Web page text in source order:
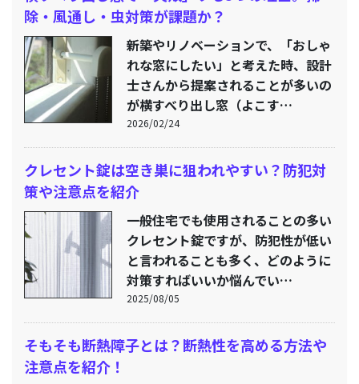
除・風通し・虫対策が課題か？
新築やリノベーションで、「おしゃ
れな窓にしたい」と考えた時、設計
士さんから提案されることが多いの
が横すべり出し窓（よこす…
2026/02/24
クレセント錠は空き巣に狙われやすい？防犯対
策や注意点を紹介
一般住宅でも使用されることの多い
クレセント錠ですが、防犯性が低い
と言われることも多く、どのように
対策すればいいか悩んでい…
2025/08/05
そもそも断熱障子とは？断熱性を高める方法や
注意点を紹介！